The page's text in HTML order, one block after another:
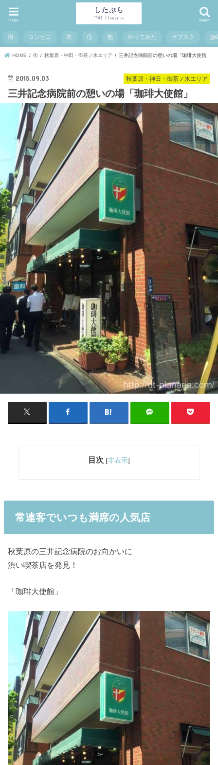
search
menu
街 コンビニ 衣 住 他 やってみた サブスク お
HOME 街 秋葉原・神田・御茶ノ水エリア 三井記念病院前の憩いの場「珈琲大使館」
秋葉原・神田・御茶ノ水エリア
2015.09.03
三井記念病院前の憩いの場「珈琲大使館」
目次 [非表示]
常連客でいつも満席の人気店
秋葉原の三井記念病院のお向かいに
渋い喫茶店を発見！
「珈琲大使館」